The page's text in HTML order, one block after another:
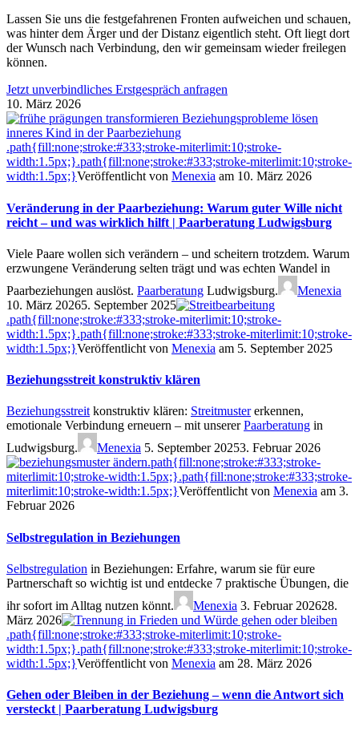
Lassen Sie uns die festgefahrenen Fronten aufweichen und schauen,
was hinter dem Ärger und der Distanz eigentlich steht. Oft liegt dort
der Wunsch nach Verbindung, den wir gemeinsam wieder freilegen
können.
Jetzt unverbindliches Erstgespräch anfragen
10. März 2026
.path{fill:none;stroke:#333;stroke-miterlimit:10;stroke-
width:1.5px;}.path{fill:none;stroke:#333;stroke-miterlimit:10;stroke-
width:1.5px;}Veröffentlicht von Menexia am 10. März 2026
Veränderung in der Paarbeziehung: Warum guter Wille nicht
reicht – und was wirklich hilft | Paarberatung Ludwigsburg
Viele Paare wollen sich verändern – und scheitern trotzdem. Warum
erzwungene Veränderung selten trägt und was echten Wandel in
Paarbeziehungen auslöst. Paarberatung Ludwigsburg.
Menexia
10. März 20265. September 2025
.path{fill:none;stroke:#333;stroke-miterlimit:10;stroke-
width:1.5px;}.path{fill:none;stroke:#333;stroke-miterlimit:10;stroke-
width:1.5px;}Veröffentlicht von Menexia am 5. September 2025
Beziehungsstreit konstruktiv klären
Beziehungsstreit konstruktiv klären: Streitmustererkennen,
emotionale Verbindung erneuern – mit unsererPaarberatung in
Ludwigsburg.
Menexia 5. September 20253. Februar 2026
.path{fill:none;stroke:#333;stroke-
miterlimit:10;stroke-width:1.5px;}.path{fill:none;stroke:#333;stroke-
miterlimit:10;stroke-width:1.5px;}Veröffentlicht von Menexia am 3.
Februar 2026
Selbstregulation in Beziehungen
Selbstregulation in Beziehungen: Erfahre, warum sie für eure
Partnerschaft so wichtig ist und entdecke 7 praktische Übungen, die
ihr sofort im Alltag nutzen könnt.
Menexia 3. Februar 202628.
März 2026
.path{fill:none;stroke:#333;stroke-miterlimit:10;stroke-
width:1.5px;}.path{fill:none;stroke:#333;stroke-miterlimit:10;stroke-
width:1.5px;}Veröffentlicht von Menexia am 28. März 2026
Gehen oder Bleiben in der Beziehung – wenn die Antwort sich
versteckt | Paarberatung Ludwigsburg